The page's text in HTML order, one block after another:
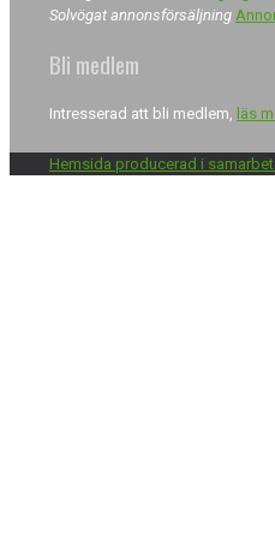
Solvögat annonsförsäljning
Bli medlem
Intresserad att bli medlem, läs
Hemsida producerad i